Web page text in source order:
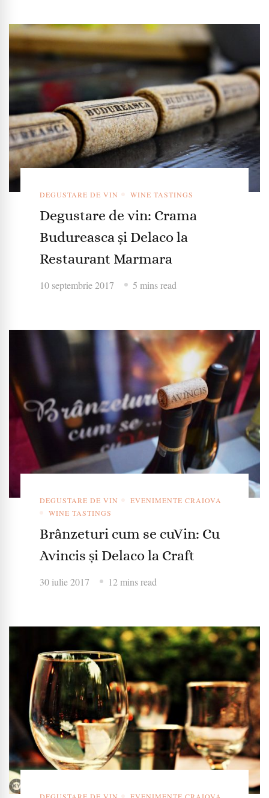
DEGUSTARE DE VIN WINE TASTINGS
Degustare de vin: Crama
Budureasca și Delaco la
Restaurant Marmara
10 septembrie 2017 5 mins read
DEGUSTARE DE VIN
EVENIMENTE CRAIOVA
WINE TASTINGS
Brânzeturi cum se cuVin: Cu
Avincis și Delaco la Craft
30 iulie 2017 12 mins read